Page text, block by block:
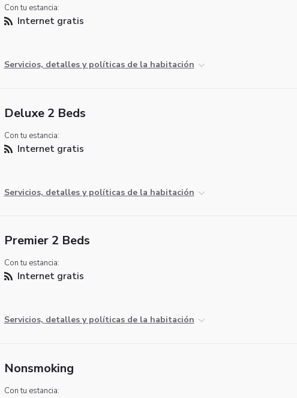
Con tu estancia:
Internet gratis
Servicios, detalles y políticas de la habitación
Deluxe 2 Beds
Con tu estancia:
Internet gratis
Servicios, detalles y políticas de la habitación
Premier 2 Beds
Con tu estancia:
Internet gratis
Servicios, detalles y políticas de la habitación
Nonsmoking
Con tu estancia: